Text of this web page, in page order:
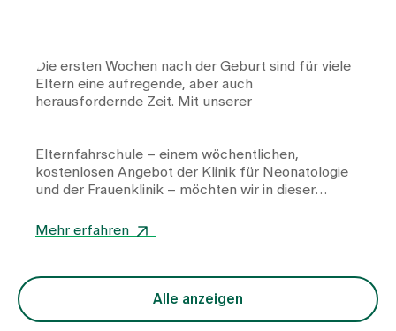
Die ersten Wochen nach der Geburt sind für viele
Eltern eine aufregende, aber auch
herausfordernde Zeit. Mit unserer
Elternfahrschule – einem wöchentlichen,
kostenlosen Angebot der Klinik für Neonatologie
und der Frauenklinik – möchten wir in dieser
Um Ihnen einen exklusiven Einblick in die Inhalte
Kinderärztin im Team der Elternfahrschule,
Mehr erfahren
Alle anzeigen